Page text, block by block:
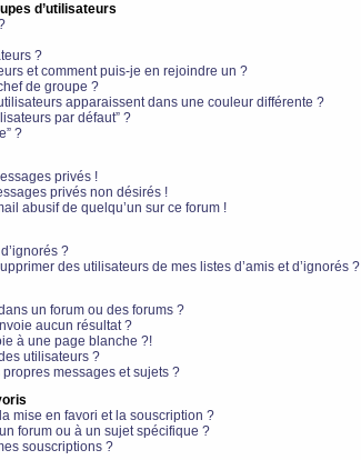
d’utilisateurs
?
et comment puis-je en rejoindre un ?
de groupe ?
apparaissent dans une couleur différente ?
par défaut” ?
?
privés !
privés non désirés !
abusif de quelqu’un sur ce forum !
?
des utilisateurs de mes listes d’amis et d’ignorés ?
un forum ou des forums ?
aucun résultat ?
à une page blanche ?!
utilisateurs ?
messages et sujets ?
mise en favori et la souscription ?
forum ou à un sujet spécifique ?
souscriptions ?